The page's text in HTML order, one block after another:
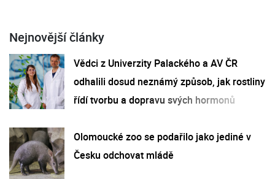
Nejnovější články
Vědci z Univerzity Palackého a AV ČR
odhalili dosud neznámý způsob, jak rostliny
řídí tvorbu a dopravu svých hormonů
Olomoucké zoo se podařilo jako jediné v
Česku odchovat mládě